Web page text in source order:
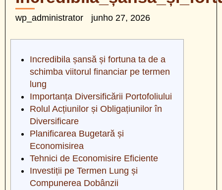
wp_administrator junho 27, 2026
Incredibila șansă și fortuna ta de a
schimba viitorul financiar pe termen
lung
Importanța Diversificării Portofoliului
Rolul Acțiunilor și Obligațiunilor în
Diversificare
Planificarea Bugetară și
Economisirea
Tehnici de Economisire Eficiente
Investiții pe Termen Lung și
Compunerea Dobânzii